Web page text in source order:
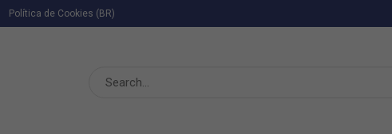
Política de Cookies (BR)